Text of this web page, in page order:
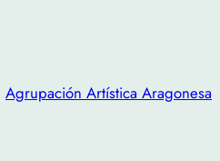
Agrupación Artística Aragonesa